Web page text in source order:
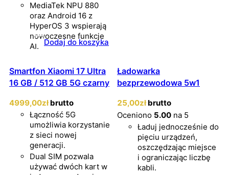
MediaTek NPU 880
oraz Android 16 z
HyperOS 3 wspierają
nowoczesne funkcje
AI.
Dodaj do koszyka
Smartfon Xiaomi 17 Ultra
16 GB / 512 GB 5G czarny
4999,00zł brutto
Łączność 5G
umożliwia korzystanie
z sieci nowej
generacji.
Dual SIM pozwala
używać dwóch kart w
Ładowarka
bezprzewodowa 5w1
25,00zł brutto
Oceniono 5.00 na 5
Ładuj jednocześnie do
pięciu urządzeń,
oszczędzając miejsce
i ograniczając liczbę
kabli.